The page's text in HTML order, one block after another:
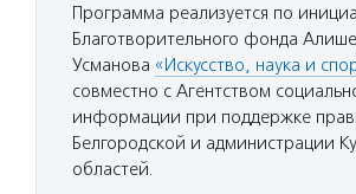
Программа реализуется по
Благотворительного фонда
Усманова «Искусство, наука и
совместно с Агентством
информации при поддержке
Белгородской и администрации
областей.